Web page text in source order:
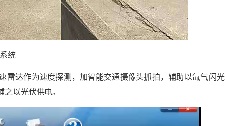
统
雷达作为速度探测，加智能交通摄像头抓拍，辅助以氙气闪光
以光伏供电。